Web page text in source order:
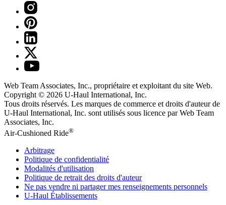
Web Team Associates, Inc., propriétaire et exploitant du site Web.
Copyright © 2026 U-Haul International, Inc.
Tous droits réservés. Les marques de commerce et droits d'auteur de
U-Haul International, Inc. sont utilisés sous licence par Web Team
Associates, Inc.
Air-Cushioned Ride®
Arbitrage
Politique de confidentialité
Modalités d'utilisation
Politique de retrait des droits d'auteur
Ne pas vendre ni partager mes renseignements personnels
U-Haul Établissements